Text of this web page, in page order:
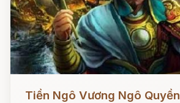
Đọc ngay
Tiền Ngô Vương Ngô Quyền